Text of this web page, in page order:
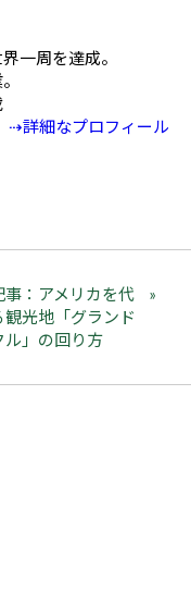
一周を達成。
⇢詳細なプロフィール
事：アメリカを代
観光地「グランド
ル」の回り方